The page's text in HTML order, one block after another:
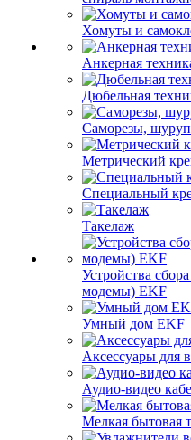
Хомуты и
Анкерная
Дюбельная
Саморезы,
Метрический
Специальный
Такелаж
Устройства
модемы) EKF
Умный дом EKF
Аксессуары для
Аудио-видео
Мелкая бытовая